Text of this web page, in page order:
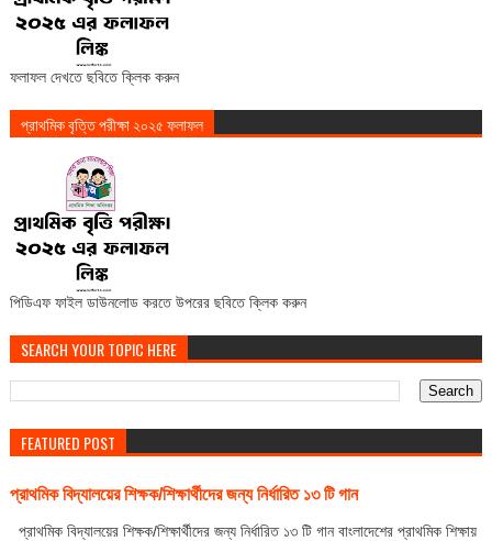
ফলাফল দেখতে ছবিতে ক্লিক করুন
প্রাথমিক বৃত্তি পরীক্ষা ২০২৫ ফলাফল
পিডিএফ ফাইল ডাউনলোড করতে উপরের ছবিতে ক্লিক করুন
SEARCH YOUR TOPIC HERE
FEATURED POST
প্রাথমিক বিদ্যালয়ের শিক্ষক/শিক্ষার্থীদের জন্য নির্ধারিত ১৩ টি গান
প্রাথমিক বিদ্যালয়ের শিক্ষক/শিক্ষার্থীদের জন্য নির্ধারিত ১৩ টি গান বাংলাদেশের প্রাথমিক শিক্ষায়